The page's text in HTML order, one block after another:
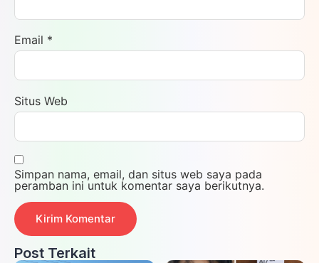
Email *
Situs Web
Simpan nama, email, dan situs web saya pada
peramban ini untuk komentar saya berikutnya.
Post Terkait